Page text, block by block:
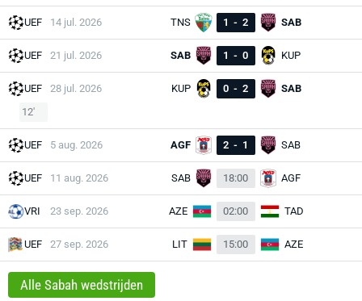
UEF 14 jul. 2026 TNS 1 - 2 SAB
UEF 21 jul. 2026 SAB 1 - 0 KUP
UEF 28 jul. 2026 KUP 0 - 2
SAB
12'
UEF 5 aug. 2026 AGF 2 - 1 SAB
UEF 11 aug. 2026 SAB 18:00 AGF
VRI 23 sep. 2026 AZE 02:00 TAD
UEF 27 sep. 2026 LIT 15:00 AZE
Alle Sabah wedstrijden